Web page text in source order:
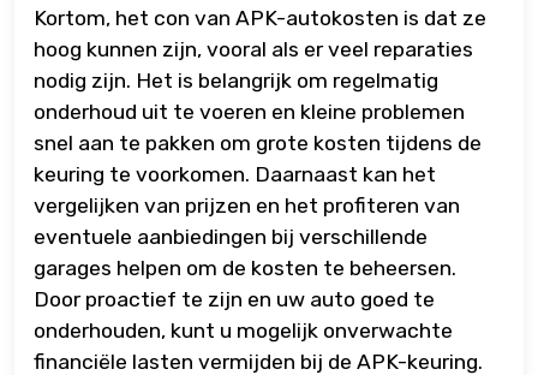
Kortom, het con van APK-autokosten is dat ze
hoog kunnen zijn, vooral als er veel reparaties
nodig zijn. Het is belangrijk om regelmatig
onderhoud uit te voeren en kleine problemen
snel aan te pakken om grote kosten tijdens de
keuring te voorkomen. Daarnaast kan het
vergelijken van prijzen en het profiteren van
eventuele aanbiedingen bij verschillende
garages helpen om de kosten te beheersen.
Door proactief te zijn en uw auto goed te
onderhouden, kunt u mogelijk onverwachte
financiële lasten vermijden bij de APK-keuring.